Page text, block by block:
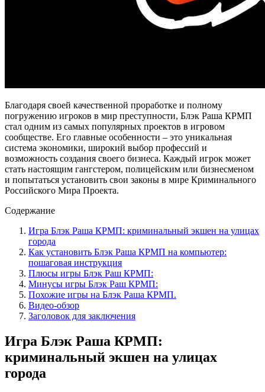
Благодаря своей качественной проработке и полному
погружению игроков в мир преступности, Блэк Раша КРМП
стал одним из самых популярных проектов в игровом
сообществе. Его главные особенности – это уникальная
система экономики, широкий выбор профессий и
возможность создания своего бизнеса. Каждый игрок может
стать настоящим гангстером, полицейским или бизнесменом
и попытаться установить свои законы в мире Криминального
Российского Мира Проекта.
Содержание
Игра Блэк Раша КРМП: криминальный экшен на улицах
города
Как установить Блэк Раша КРМП на компьютер:
пошаговая инструкция
Плюсы игры Блэк Раш КРМП:
Минусы игры Блэк Раш КРМП:
Похожие игры на Блэк Раша КРМП.
Видео-обзор
Заголовок для заключения
Игра Блэк Раша КРМП:
криминальный экшен на улицах
города